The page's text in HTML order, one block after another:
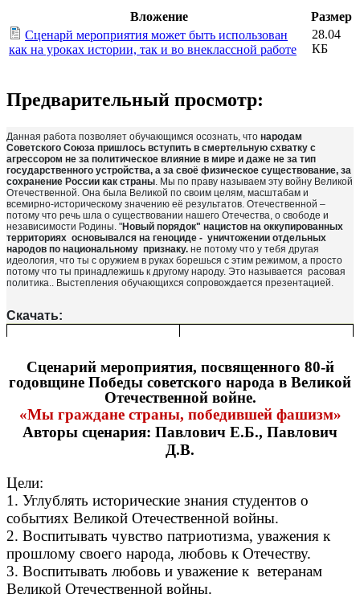
Вложение
Размер
Сценарй мероприятия может быть использован
как на уроках истории, так и во внеклассной работе
28.04
КБ
Предварительный просмотр:
Данная работа позволяет обучающимся осознать, что народам
Советского Союза пришлось вступить в смертельную схватку с
агрессором не за политическое влияние в мире и даже не за тип
государственного устройства, а за своё физическое существование, за
сохранение России как страны. Мы по праву называем эту войну Великой
Отечественной. Она была Великой по своим целям, масштабам и
всемирно-историческому значению её результатов. Отечественной –
потому что речь шла о существовании нашего Отечества, о свободе и
независимости Родины. "Новый порядок" нацистов на оккупированных
территориях основывался на геноциде - уничтожении отдельных
народов по национальному признаку. не потому что у тебя другая
идеология, что ты с оружием в руках борешься с этим режимом, а просто
потому что ты принадлежишь к другому народу. Это называется расовая
политика.. Выстепления обучающихся сопровождается презентацией.
Скачать:
Сценарий мероприятия, посвященного 80-й
годовщине Победы советского народа в Великой
Отечественной войне.
«Мы граждане страны, победившей фашизм»
Авторы сценария: Павлович Е.Б., Павлович
Д.В.
Цели:
1. Углублять исторические знания студентов о
событиях Великой Отечественной войны.
2. Воспитывать чувство патриотизма, уважения к
прошлому своего народа, любовь к Отечеству.
3. Воспитывать любовь и уважение к ветеранам
Великой Отечественной войны.